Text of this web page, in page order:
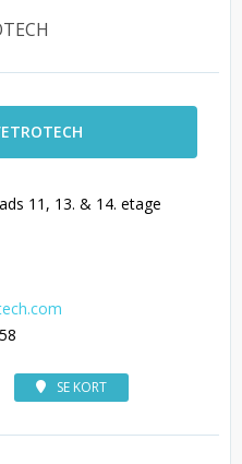
11, 13. & 14. etage
SE KORT